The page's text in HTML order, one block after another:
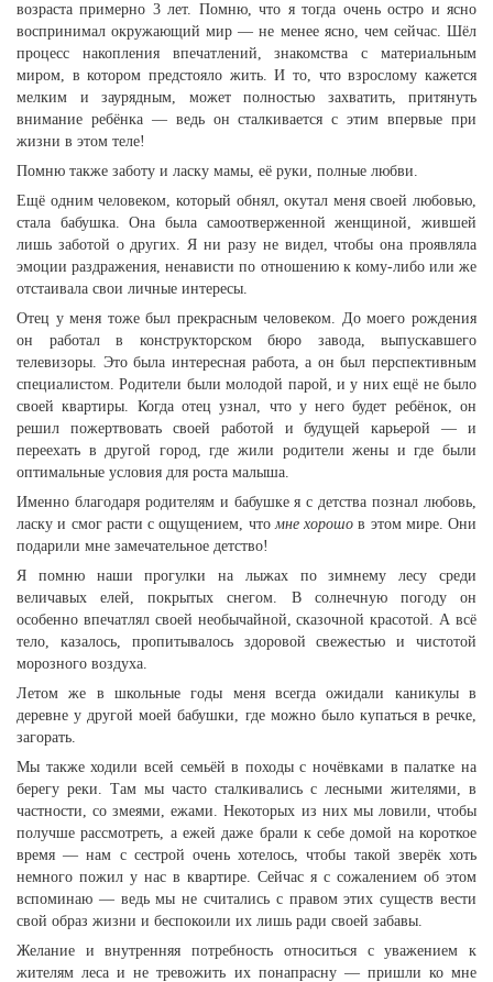
возраста примерно 3 лет. Помню, что я тогда очень остро и ясно
воспринимал окружающий мир — не менее ясно, чем сейчас. Шёл
процесс накопления впечатлений, знакомства с материальным
миром, в котором предстояло жить. И то, что взрослому кажется
мелким и заурядным, может полностью захватить, притянуть
внимание ребёнка — ведь он сталкивается с этим впервые при
жизни в этом теле!
Помню также заботу и ласку мамы, её руки, полные любви.
Ещё одним человеком, который обнял, окутал меня своей любовью,
стала бабушка. Она была самоотверженной женщиной, жившей
лишь заботой о других. Я ни разу не видел, чтобы она проявляла
эмоции раздражения, ненависти по отношению к кому-либо или же
отстаивала свои личные интересы.
Отец у меня тоже был прекрасным человеком. До моего рождения
он работал в конструкторском бюро завода, выпускавшего
телевизоры. Это была интересная работа, а он был перспективным
специалистом. Родители были молодой парой, и у них ещё не было
своей квартиры. Когда отец узнал, что у него будет ребёнок, он
решил пожертвовать своей работой и будущей карьерой — и
переехать в другой город, где жили родители жены и где были
оптимальные условия для роста малыша.
Именно благодаря родителям и бабушке я с детства познал любовь,
ласку и смог расти с ощущением, чтомне хорошо в этом мире. Они
подарили мне замечательное детство!
Я помню наши прогулки на лыжах по зимнему лесу среди
величавых елей, покрытых снегом. В солнечную погоду он
особенно впечатлял своей необычайной, сказочной красотой. А всё
тело, казалось, пропитывалось здоровой свежестью и чистотой
морозного воздуха.
Летом же в школьные годы меня всегда ожидали каникулы в
деревне у другой моей бабушки, где можно было купаться в речке,
загорать.
Мы также ходили всей семьёй в походы с ночёвками в палатке на
берегу реки. Там мы часто сталкивались с лесными жителями, в
частности, со змеями, ежами. Некоторых из них мы ловили, чтобы
получше рассмотреть, а ежей даже брали к себе домой на короткое
время — нам с сестрой очень хотелось, чтобы такой зверёк хоть
немного пожил у нас в квартире. Сейчас я с сожалением об этом
вспоминаю — ведь мы не считались с правом этих существ вести
свой образ жизни и беспокоили их лишь ради своей забавы.
Желание и внутренняя потребность относиться с уважением к
жителям леса и не тревожить их понапрасну — пришли ко мне